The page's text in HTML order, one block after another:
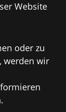
Website
oder zu
werden wir